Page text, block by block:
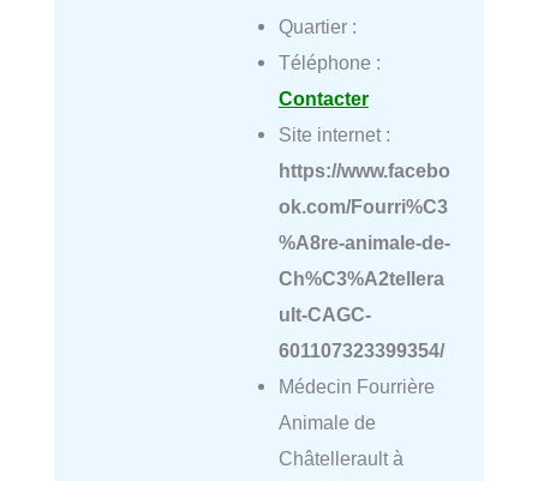
Quartier :
Téléphone :
Contacter
Site internet :
https://www.facebo
ok.com/Fourri%C3
%A8re-animale-de-
Ch%C3%A2tellera
ult-CAGC-
601107323399354/
Médecin Fourrière
Animale de
Châtellerault à